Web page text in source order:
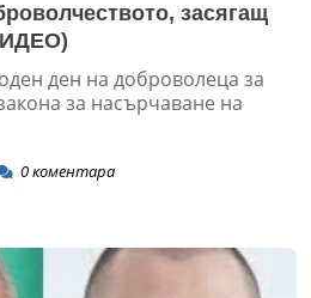
засягащ
ден на доброволеца за
за насърчаване на
0коментара